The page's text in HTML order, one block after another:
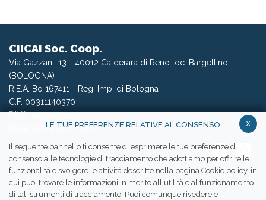
CIICAI Soc. Coop.
Via Gazzani, 13 - 40012 Calderara di Reno loc. Bargellino
(BOLOGNA)
R.E.A. Bo 167411 - Reg. Imp. di Bologna
C.F. 00311140370
P.IVA: 00501541205
info@ciicai.com
WETRANSFER CIICAI
x
LE TUE PREFERENZE RELATIVE AL CONSENSO
Il seguente pannello ti consente di esprimere le tue preferenze di
consenso alle tecnologie di tracciamento che adottiamo per offrire le
funzionalità e svolgere le attività descritte nella pagina Cookie policy, in
cui puoi trovare le informazioni in merito all'utilità e al funzionamento
di tali strumenti di tracciamento. Puoi comunque rivedere e